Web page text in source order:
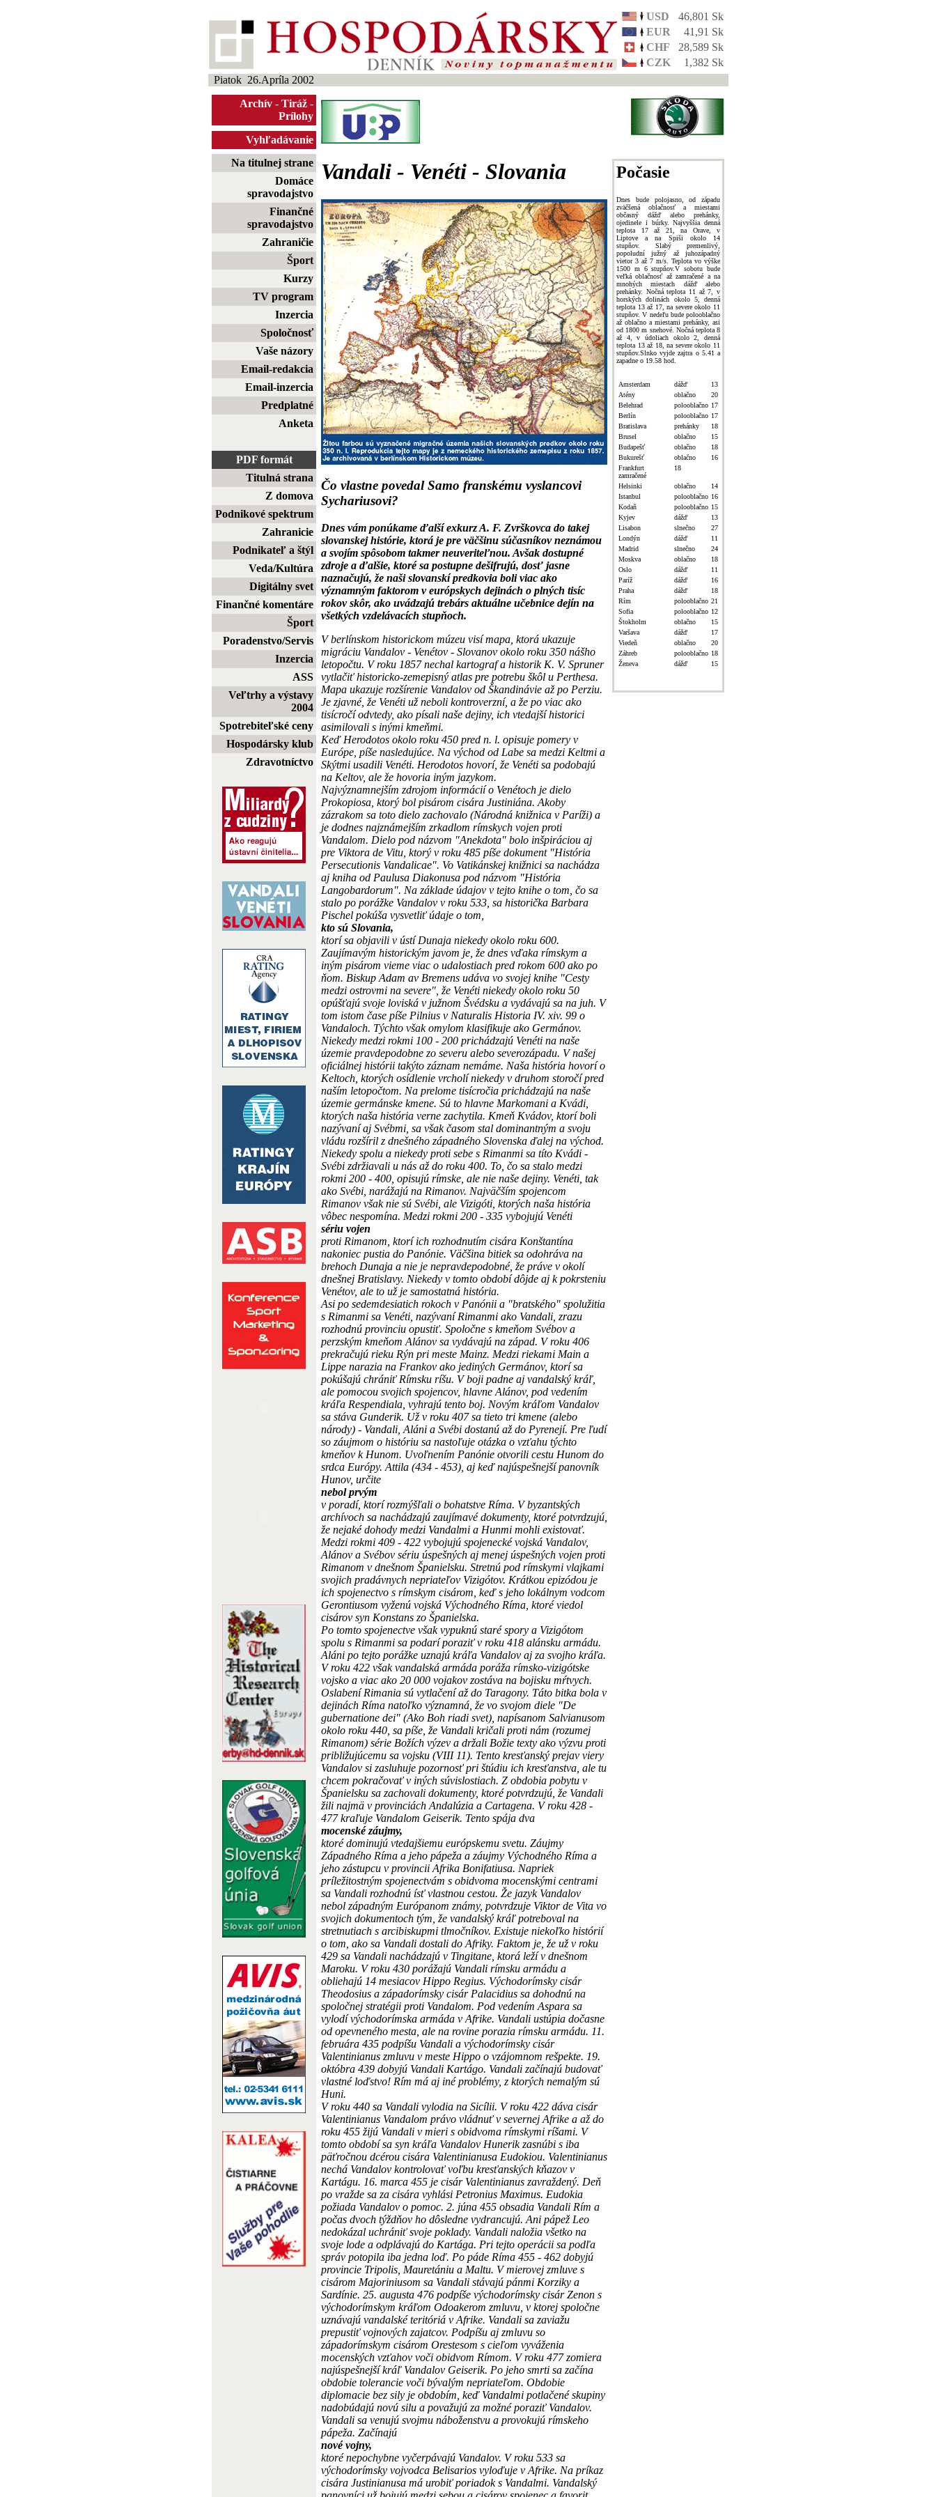
USD
46,801 Sk
EUR
41,91 Sk
CHF
28,589 Sk
CZK
1,382 Sk
Piatok 26.Apríla 2002
Archív - Tiráž -
Prílohy
Vyhľadávanie
Na titulnej strane
Domáce
spravodajstvo
Finančné
spravodajstvo
Zahraničie
Šport
Kurzy
TV program
Inzercia
Spoločnosť
Vaše názory
Email-redakcia
Email-inzercia
Predplatné
Anketa
PDF formát
Titulná strana
Z domova
Podnikové spektrum
Zahranicie
Podnikateľ a štýl
Veda/Kultúra
Digitálny svet
Finančné komentáre
Šport
Poradenstvo/Servis
Inzercia
ASS
Veľtrhy a výstavy
2004
Spotrebiteľské ceny
Hospodársky klub
Zdravotníctvo
Vandali - Venéti - Slovania
Čo vlastne povedal Samo franskému vyslancovi
Sychariusovi?
Dnes vám ponúkame ďalší exkurz A. F. Zvrškovca do takej
slovanskej histórie, ktorá je pre väčšinu súčasníkov neznámou
a svojím spôsobom takmer neuveriteľnou. Avšak dostupné
zdroje a ďalšie, ktoré sa postupne dešifrujú, dosť jasne
naznačujú, že naši slovanskí predkovia boli viac ako
významným faktorom v európskych dejinách o plných tisíc
rokov skôr, ako uvádzajú trebárs aktuálne učebnice dejín na
všetkých vzdelávacích stupňoch.
V berlínskom historickom múzeu visí mapa, ktorá ukazuje
migráciu Vandalov - Venétov - Slovanov okolo roku 350 nášho
letopočtu. V roku 1857 nechal kartograf a historik K. V. Spruner
vytlačiť historicko-zemepisný atlas pre potrebu škôl u Perthesa.
Mapa ukazuje rozšírenie Vandalov od Škandinávie až po Perziu.
Je zjavné, že Venéti už neboli kontroverzní, a že po viac ako
tisícročí odvtedy, ako písali naše dejiny, ich vtedajší historici
asimilovali s inými kmeňmi.
Keď Herodotos okolo roku 450 pred n. l. opisuje pomery v
Európe, píše nasledujúce. Na východ od Labe sa medzi Keltmi a
Skýtmi usadili Venéti. Herodotos hovorí, že Venéti sa podobajú
na Keltov, ale že hovoria iným jazykom.
Najvýznamnejším zdrojom informácií o Venétoch je dielo
Prokopiosa, ktorý bol pisárom cisára Justiniána. Akoby
zázrakom sa toto dielo zachovalo (Národná knižnica v Paríži) a
je dodnes najznámejším zrkadlom rímskych vojen proti
Vandalom. Dielo pod názvom "Anekdota" bolo inšpiráciou aj
pre Viktora de Vitu, ktorý v roku 485 píše dokument "História
Persecutionis Vandalicae". Vo Vatikánskej knižnici sa nachádza
aj kniha od Paulusa Diakonusa pod názvom "História
Langobardorum". Na základe údajov v tejto knihe o tom, čo sa
stalo po porážke Vandalov v roku 533, sa historička Barbara
Pischel pokúša vysvetliť údaje o tom,
kto sú Slovania,
ktorí sa objavili v ústí Dunaja niekedy okolo roku 600.
Zaujímavým historickým javom je, že dnes vďaka rímskym a
iným pisárom vieme viac o udalostiach pred rokom 600 ako po
ňom. Biskup Adam av Bremens udáva vo svojej knihe "Cesty
medzi ostrovmi na severe", že Venéti niekedy okolo roku 50
opúšťajú svoje loviská v južnom Švédsku a vydávajú sa na juh. V
tom istom čase píše Pilnius v Naturalis Historia IV. xiv. 99 o
Vandaloch. Týchto však omylom klasifikuje ako Germánov.
Niekedy medzi rokmi 100 - 200 prichádzajú Venéti na naše
územie pravdepodobne zo severu alebo severozápadu. V našej
oficiálnej histórii takýto záznam nemáme. Naša história hovorí o
Keltoch, ktorých osídlenie vrcholí niekedy v druhom storočí pred
naším letopočtom. Na prelome tisícročia prichádzajú na naše
územie germánske kmene. Sú to hlavne Markomani a Kvádi,
ktorých naša história verne zachytila. Kmeň Kvádov, ktorí boli
nazývaní aj Svébmi, sa však časom stal dominantným a svoju
vládu rozšíril z dnešného západného Slovenska ďalej na východ.
Niekedy spolu a niekedy proti sebe s Rimanmi sa títo Kvádi -
Svébi zdržiavali u nás až do roku 400. To, čo sa stalo medzi
rokmi 200 - 400, opisujú rímske, ale nie naše dejiny. Venéti, tak
ako Svébi, narážajú na Rimanov. Najväčším spojencom
Rimanov však nie sú Svébi, ale Vizigóti, ktorých naša história
vôbec nespomína. Medzi rokmi 200 - 335 vybojujú Venéti
sériu vojen
proti Rimanom, ktorí ich rozhodnutím cisára Konštantína
nakoniec pustia do Panónie. Väčšina bitiek sa odohráva na
brehoch Dunaja a nie je nepravdepodobné, že práve v okolí
dnešnej Bratislavy. Niekedy v tomto období dôjde aj k pokrsteniu
Venétov, ale to už je samostatná história.
Asi po sedemdesiatich rokoch v Panónii a "bratského" spolužitia
s Rimanmi sa Venéti, nazývaní Rimanmi ako Vandali, zrazu
rozhodnú provinciu opustiť. Spoločne s kmeňom Svébov a
perzským kmeňom Alánov sa vydávajú na západ. V roku 406
prekračujú rieku Rýn pri meste Mainz. Medzi riekami Main a
Lippe narazia na Frankov ako jediných Germánov, ktorí sa
pokúšajú chrániť Rímsku ríšu. V boji padne aj vandalský kráľ,
ale pomocou svojich spojencov, hlavne Alánov, pod vedením
kráľa Respendiala, vyhrajú tento boj. Novým kráľom Vandalov
sa stáva Gunderik. Už v roku 407 sa tieto tri kmene (alebo
národy) - Vandali, Aláni a Svébi dostanú až do Pyrenejí. Pre ľudí
so záujmom o históriu sa nastoľuje otázka o vzťahu týchto
kmeňov k Hunom. Uvoľnením Panónie otvorili cestu Hunom do
srdca Európy. Attila (434 - 453), aj keď najúspešnejší panovník
Hunov, určite
nebol prvým
v poradí, ktorí rozmýšľali o bohatstve Ríma. V byzantských
archívoch sa nachádzajú zaujímavé dokumenty, ktoré potvrdzujú,
že nejaké dohody medzi Vandalmi a Hunmi mohli existovať.
Medzi rokmi 409 - 422 vybojujú spojenecké vojská Vandalov,
Alánov a Svébov sériu úspešných aj menej úspešných vojen proti
Rimanom v dnešnom Španielsku. Stretnú pod rímskymi vlajkami
svojich pradávnych nepriateľov Vizigótov. Krátkou epizódou je
ich spojenectvo s rímskym cisárom, keď s jeho lokálnym vodcom
Gerontiusom vyženú vojská Východného Ríma, ktoré viedol
cisárov syn Konstans zo Španielska.
Po tomto spojenectve však vypuknú staré spory a Vizigótom
spolu s Rimanmi sa podarí poraziť v roku 418 alánsku armádu.
Aláni po tejto porážke uznajú kráľa Vandalov aj za svojho kráľa.
V roku 422 však vandalská armáda poráža rímsko-vizigótske
vojsko a viac ako 20 000 vojakov zostáva na bojisku mŕtvych.
Oslabení Rimania sú vytlačení až do Taragony. Táto bitka bola v
dejinách Ríma natoľko významná, že vo svojom diele "De
gubernatione dei" (Ako Boh riadi svet), napísanom Salvianusom
okolo roku 440, sa píše, že Vandali kričali proti nám (rozumej
Rimanom) série Božích výzev a držali Božie texty ako výzvu proti
približujúcemu sa vojsku (VIII 11). Tento kresťanský prejav viery
Vandalov si zasluhuje pozornosť pri štúdiu ich kresťanstva, ale tu
chcem pokračovať v iných súvislostiach. Z obdobia pobytu v
Španielsku sa zachovali dokumenty, ktoré potvrdzujú, že Vandali
žili najmä v provinciách Andalúzia a Cartagena. V roku 428 -
477 kraľuje Vandalom Geiserik. Tento spája dva
mocenské záujmy,
ktoré dominujú vtedajšiemu európskemu svetu. Záujmy
Západného Ríma a jeho pápeža a záujmy Východného Ríma a
jeho zástupcu v provincii Afrika Bonifatiusa. Napriek
príležitostným spojenectvám s obidvoma mocenskými centrami
sa Vandali rozhodnú ísť vlastnou cestou. Že jazyk Vandalov
nebol západným Európanom známy, potvrdzuje Viktor de Vita vo
svojich dokumentoch tým, že vandalský kráľ potreboval na
stretnutiach s arcibiskupmi tlmočníkov. Existuje niekoľko histórií
o tom, ako sa Vandali dostali do Afriky. Faktom je, že už v roku
429 sa Vandali nachádzajú v Tingitane, ktorá leží v dnešnom
Maroku. V roku 430 porážajú Vandali rímsku armádu a
obliehajú 14 mesiacov Hippo Regius. Východorímsky cisár
Theodosius a západorímsky cisár Palacidius sa dohodnú na
spoločnej stratégii proti Vandalom. Pod vedením Aspara sa
vylodí východorímska armáda v Afrike. Vandali ustúpia dočasne
od opevneného mesta, ale na rovine porazia rímsku armádu. 11.
februára 435 podpíšu Vandali a východorímsky cisár
Valentinianus zmluvu v meste Hippo o vzájomnom rešpekte. 19.
októbra 439 dobyjú Vandali Kartágo. Vandali začínajú budovať
vlastné loďstvo! Rím má aj iné problémy, z ktorých nemalým sú
Huni.
V roku 440 sa Vandali vylodia na Sicílii. V roku 422 dáva cisár
Valentinianus Vandalom právo vládnuť v severnej Afrike a až do
roku 455 žijú Vandali v mieri s obidvoma rímskymi ríšami. V
tomto období sa syn kráľa Vandalov Hunerik zasnúbi s iba
päťročnou dcérou cisára Valentinianusa Eudokiou. Valentinianus
nechá Vandalov kontrolovať voľbu kresťanských kňazov v
Kartágu. 16. marca 455 je cisár Valentinianus zavraždený. Deň
po vražde sa za cisára vyhlási Petronius Maximus. Eudokia
požiada Vandalov o pomoc. 2. júna 455 obsadia Vandali Rím a
počas dvoch týždňov ho dôsledne vydrancujú. Ani pápež Leo
nedokázal uchrániť svoje poklady. Vandali naložia všetko na
svoje lode a odplávajú do Kartága. Pri tejto operácii sa podľa
správ potopila iba jedna loď. Po páde Ríma 455 - 462 dobyjú
provincie Tripolis, Mauretániu a Maltu. V mierovej zmluve s
cisárom Majoriniusom sa Vandali stávajú pánmi Korziky a
Sardínie. 25. augusta 476 podpíše východorímsky cisár Zenon s
východorímskym kráľom Odoakerom zmluvu, v ktorej spoločne
uznávajú vandalské teritóriá v Afrike. Vandali sa zaviažu
prepustiť vojnových zajatcov. Podpíšu aj zmluvu so
západorímskym cisárom Orestesom s cieľom vyváženia
mocenských vzťahov voči obidvom Rímom. V roku 477 zomiera
najúspešnejší kráľ Vandalov Geiserik. Po jeho smrti sa začína
obdobie tolerancie voči bývalým nepriateľom. Obdobie
diplomacie bez sily je obdobím, keď Vandalmi potlačené skupiny
nadobúdajú novú silu a považujú za možné poraziť Vandalov.
Vandali sa venujú svojmu náboženstvu a provokujú rímskeho
pápeža. Začínajú
nové vojny,
ktoré nepochybne vyčerpávajú Vandalov. V roku 533 sa
východorímsky vojvodca Belisarios vyloďuje v Afrike. Na príkaz
cisára Justinianusa má urobiť poriadok s Vandalmi. Vandalský
Počasie
Dnes bude polojasno, od západu
zväčšená oblačnosť a miestami
občasný dážď alebo prehánky,
ojedinele i búrky. Najvyššia denná
teplota 17 až 21, na Orave, v
Liptove a na Spiši okolo 14
stupňov. Slabý premenlivý,
popoludní južný až juhozápadný
vietor 3 až 7 m/s. Teplota vo výške
1500 m 6 stupňov.V sobotu bude
veľká oblačnosť až zamračené a na
mnohých miestach dážď alebo
prehánky. Nočná teplota 11 až 7, v
horských dolinách okolo 5, denná
teplota 13 až 17, na severe okolo 11
stupňov. V nedeľu bude polooblačno
až oblačno a miestami prehánky, asi
od 1800 m snehové. Nočná teplota 8
až 4, v údoliach okolo 2, denná
teplota 13 až 18, na severe okolo 11
stupňov.Slnko vyjde zajtra o 5.41 a
zapadne o 19.58 hod.
Amsterdam dážď
13
Atény
oblačno
20
Belehrad
polooblačno 17
Berlín
polooblačno 17
Bratislava
prehánky
18
Brusel
oblačno
15
Budapešť
oblačno
18
Bukurešť
oblačno
16
Frankfurt
zamračené
18
Helsinki oblačno
14
Istanbul
polooblačno 16
Kodaň
polooblačno 15
Kyjev
dážď
13
Lisabon
slnečno
27
Londýn
dážď
11
Madrid
slnečno
24
Moskva
oblačno
18
Oslo
dážď
11
Paríž
dážď
16
Praha
dážď
18
Rím
polooblačno 21
Sofia
polooblačno 12
Štokholm
oblačno
15
Varšava
dážď
17
Viedeň
oblačno
20
Záhreb
polooblačno 18
Ženeva
dážď 15